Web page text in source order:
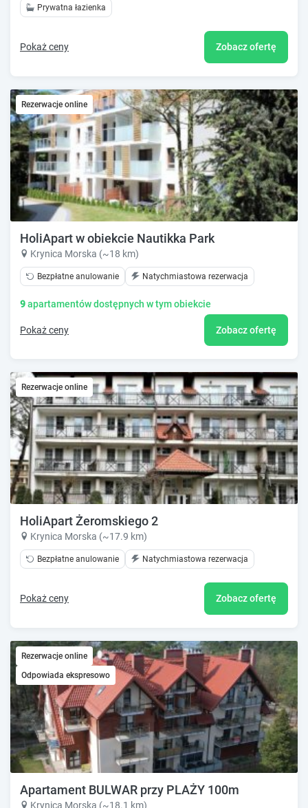
Prywatna łazienka
Pokaż ceny Zobacz ofertę
Rezerwacje online
HoliApart w obiekcie Nautikka Park
Krynica Morska (~18 km)
Bezpłatne anulowanie Natychmiastowa rezerwacja
9apartamentów dostępnych w tym obiekcie
Pokaż ceny Zobacz ofertę
Rezerwacje online
HoliApart Żeromskiego 2
Krynica Morska (~17.9 km)
Bezpłatne anulowanie Natychmiastowa rezerwacja
Pokaż ceny Zobacz ofertę
Rezerwacje online
Odpowiada ekspresowo
Apartament BULWAR przy PLAŻY 100m
Krynica Morska (~18.1 km)